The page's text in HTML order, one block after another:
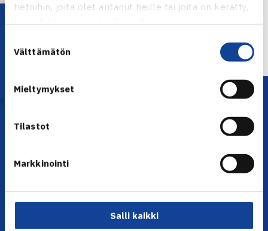
tietoihin, joita olet antanut heille tai joita on kerätty,
valinta
Välttämätön
Mieltymykset
Tilastot
Markkinointi
Salli kaikki
Lataa OmaTennis!